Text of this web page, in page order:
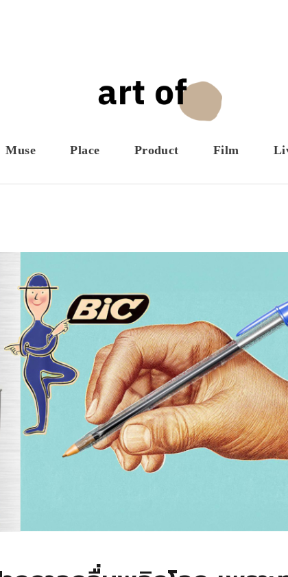
Muse Place Product Film